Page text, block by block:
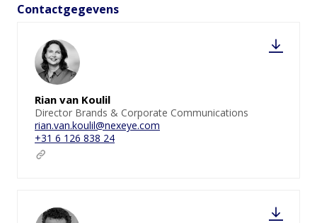
Contactgegevens
Rian van Koulil
Director Brands & Corporate Communications
rian.van.koulil@nexeye.com
+31 6 126 838 24